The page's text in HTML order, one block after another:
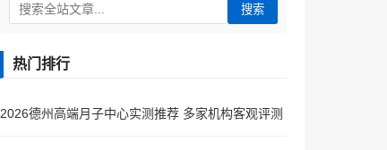
搜索
热门排行
2026德州高端月子中心实测推荐 多家机构客观评测